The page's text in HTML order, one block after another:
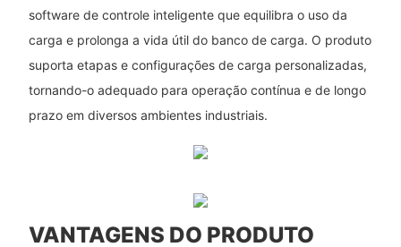
software de controle inteligente que equilibra o uso da
carga e prolonga a vida útil do banco de carga. O produto
suporta etapas e configurações de carga personalizadas,
tornando-o adequado para operação contínua e de longo
prazo em diversos ambientes industriais.
VANTAGENS DO PRODUTO